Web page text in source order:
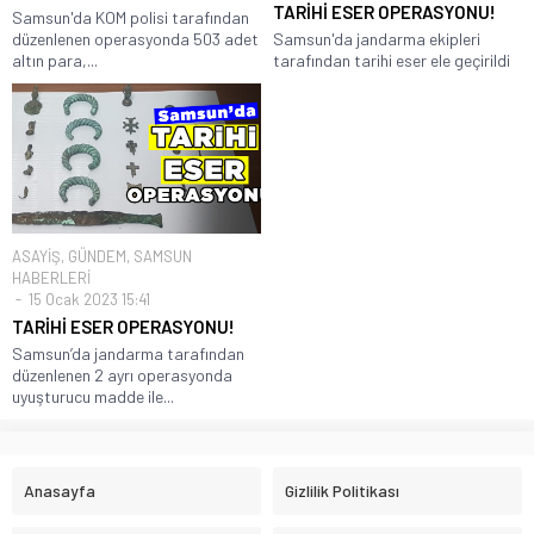
Samsun'da KOM polisi tarafından
düzenlenen operasyonda 503 adet
altın para,...
TARİHİ ESER OPERASYONU!
Samsun'da jandarma ekipleri
tarafından tarihi eser ele geçirildi
ASAYİŞ, GÜNDEM, SAMSUN
HABERLERİ
15 Ocak 2023 15:41
TARİHİ ESER OPERASYONU!
Samsun’da jandarma tarafından
düzenlenen 2 ayrı operasyonda
uyuşturucu madde ile...
Anasayfa Gizlilik Politikası